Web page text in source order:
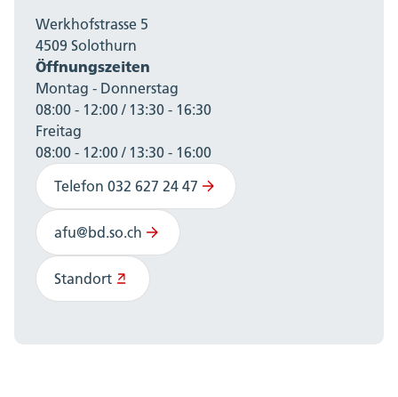
Werkhofstrasse 5
4509 Solothurn
Öffnungszeiten
Montag - Donnerstag
08:00 - 12:00 / 13:30 - 16:30
Freitag
08:00 - 12:00 / 13:30 - 16:00
Telefon 032 627 24 47
afu@bd.so.ch
Standort